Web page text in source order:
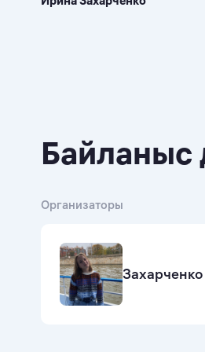
Байланыс
Организаторы